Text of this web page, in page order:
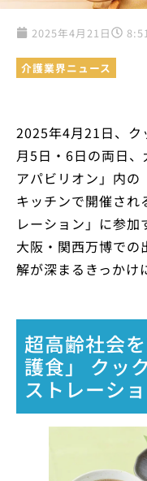
2025年4月21日
介護業界ニュース
2025年4月21日、ク
月5日・6日の両日
アパビリオン」内の
キッチンで開催され
レーション」に参
大阪・関西万博での
解が深まるきっかけ
超高齢社会
護食」 クッ
ストレーシ